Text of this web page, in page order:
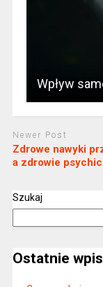
Wpływ
Newer Post
Zdrowe nawyki
a zdrowie
Szukaj
Ostatnie